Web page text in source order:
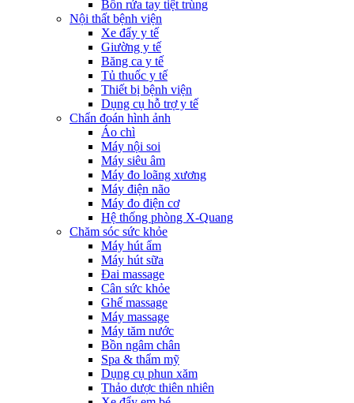
Bồn rửa tay tiệt trùng
Nội thất bệnh viện
Xe đẩy y tế
Giường y tế
Băng ca y tế
Tủ thuốc y tế
Thiết bị bệnh viện
Dụng cụ hỗ trợ y tế
Chẩn đoán hình ảnh
Áo chì
Máy nội soi
Máy siêu âm
Máy đo loãng xương
Máy điện não
Máy đo điện cơ
Hệ thống phòng X-Quang
Chăm sóc sức khỏe
Máy hút ẩm
Máy hút sữa
Đai massage
Cân sức khỏe
Ghế massage
Máy massage
Máy tăm nước
Bồn ngâm chân
Spa & thẩm mỹ
Dụng cụ phun xăm
Thảo dược thiên nhiên